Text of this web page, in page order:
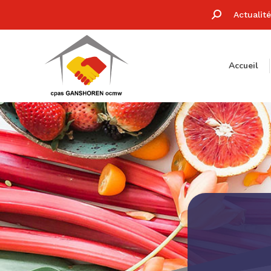
Recherche
Accueil